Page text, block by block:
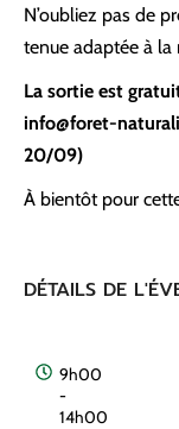
N’oubliez pas de
tenue adaptée à la
La sortie est
info@foret-
20/09)
À bientôt pour
DÉTAILS DE
9h00
-
14h00